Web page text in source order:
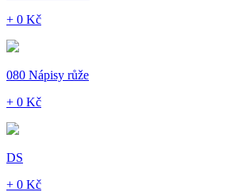
+ 0 Kč
080 Nápisy růže
+ 0 Kč
DS
+ 0 Kč